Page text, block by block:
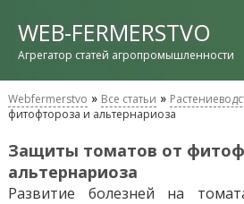
WEB-FERMERSTVO
Агрегатор статей агропромышленности
Webfermerstvo » Все статьи »
фитофтороза и альтернариоза
Защиты томатов от
альтернариоза
Развитие болезней на